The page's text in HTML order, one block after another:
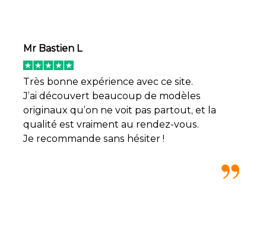
Mr Bastien L
Très bonne expérience avec ce site.
J’ai découvert beaucoup de modèles
originaux qu’on ne voit pas partout, et la
qualité est vraiment au rendez-vous.
Je recommande sans hésiter !